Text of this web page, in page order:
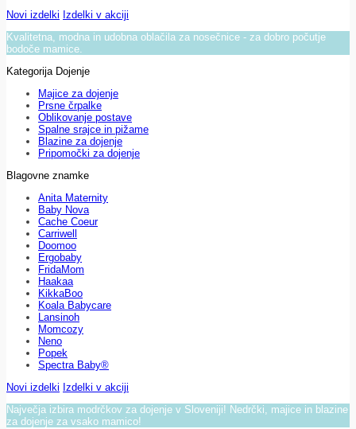
Novi izdelki Izdelki v akciji
Kvalitetna, modna in udobna oblačila za nosečnice - za dobro počutje
bodoče mamice.
Kategorija Dojenje
Majice za dojenje
Prsne črpalke
Oblikovanje postave
Spalne srajce in pižame
Blazine za dojenje
Pripomočki za dojenje
Blagovne znamke
Anita Maternity
Baby Nova
Cache Coeur
Carriwell
Doomoo
Ergobaby
FridaMom
Haakaa
KikkaBoo
Koala Babycare
Lansinoh
Momcozy
Neno
Popek
Spectra Baby®
Novi izdelki Izdelki v akciji
Največja izbira modrčkov za dojenje v Sloveniji! Nedrčki, majice in blazine
za dojenje za vsako mamico!